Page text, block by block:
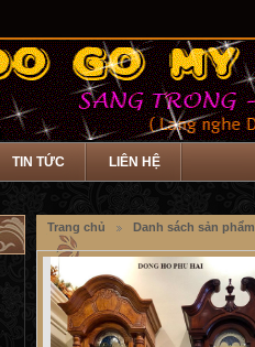
TIN TỨC LIÊN HỆ
Trang chủ Danh sách sản phẩm